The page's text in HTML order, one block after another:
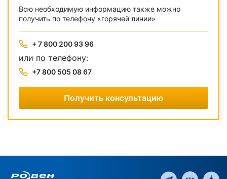
Всю необходимую информацию также можно
получить по телефону «горячей линии»
+ 7 800 200 93 96
или по телефону:
+7 800 505 08 67
Получить консультацию